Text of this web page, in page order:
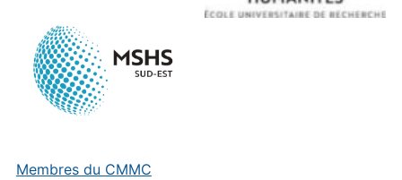
Membres du CMMC